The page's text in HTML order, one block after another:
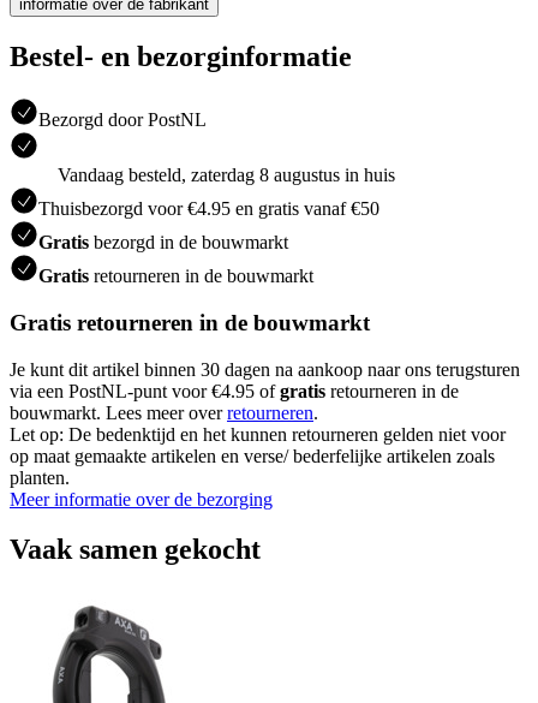
informatie over de fabrikant
Bestel- en bezorginformatie
Bezorgd door PostNL
Vandaag besteld, zaterdag 8 augustus in huis
Thuisbezorgd voor €4.95 en gratis vanaf €50
Gratis bezorgd in de bouwmarkt
Gratis retourneren in de bouwmarkt
Gratis retourneren in de bouwmarkt
Je kunt dit artikel binnen 30 dagen na aankoop naar ons terugsturen
via een PostNL-punt voor €4.95 ofgratis retourneren in de
bouwmarkt. Lees meer overretourneren.
Let op: De bedenktijd en het kunnen retourneren gelden niet voor
op maat gemaakte artikelen en verse/ bederfelijke artikelen zoals
planten.
Meer informatie over de bezorging
Vaak samen gekocht